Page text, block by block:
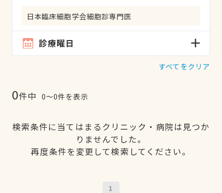
日本臨床細胞学会細胞診専門医
診療曜日
すべてをクリア
0件中 0〜0件を表示
検索条件に当てはまるクリニック・病院は見つか
りませんでした。
再度条件を変更して検索してください。
1